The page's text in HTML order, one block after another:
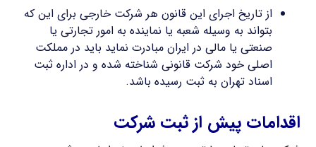
از تاریخ اجرای این قانون هر شرکت خارجی برای این که
بتواند به وسیله شعبه یا نماینده به امور تجارتی یا
صنعتی یا مالی در ایران مبادرت نماید باید در مملکت
اصلی خود شرکت قانونی شناخته شده و در اداره ثبت
اسناد تهران به ثبت رسیده باشد.
اقدامات پیش از ثبت شرکت